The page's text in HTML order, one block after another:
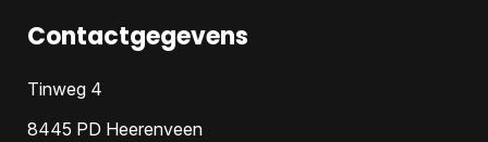
Contactgegevens
Tinweg 4
8445 PD Heerenveen